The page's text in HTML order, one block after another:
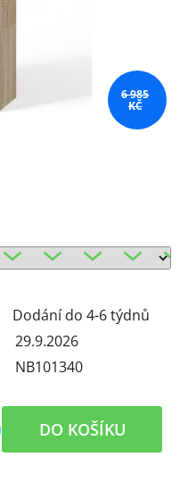
Dodání do 4-6 týdnů
29.9.2026
NB101340
DO KOŠÍKU
6 985
KČ